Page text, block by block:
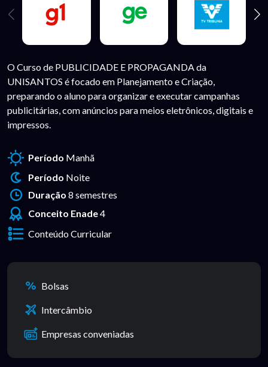
O Curso de PUBLICIDADE E PROPAGANDA da
UNISANTOS é focado em Planejamento e Criação,
preparando o aluno para organizar e executar campanhas
publicitárias, com anúncios para meios eletrônicos, digitais e
impressos.
Período Manhã
Período Noite
Duração 8 semestres
Conceito Enade4
Conteúdo Curricular
Bolsas
Intercâmbio
Empresas conveniadas